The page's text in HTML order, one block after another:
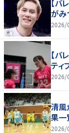
【バ
がみ
2026/
【バ
ティ
2026/
清風
果一
2026/